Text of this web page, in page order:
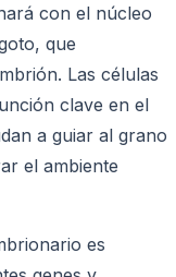
con el núcleo
que
Las células
clave en el
a guiar al grano
el ambiente
es